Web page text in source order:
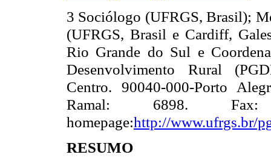
3 Sociólogo (UFRGS, Brasil);
(UFRGS, Brasil e Cardiff,
Rio Grande do Sul e
Desenvolvimento Rural
Centro. 90040-000-Porto
Ramal: 6898.
homepage:http://www.ufrgs.br/
RESUMO